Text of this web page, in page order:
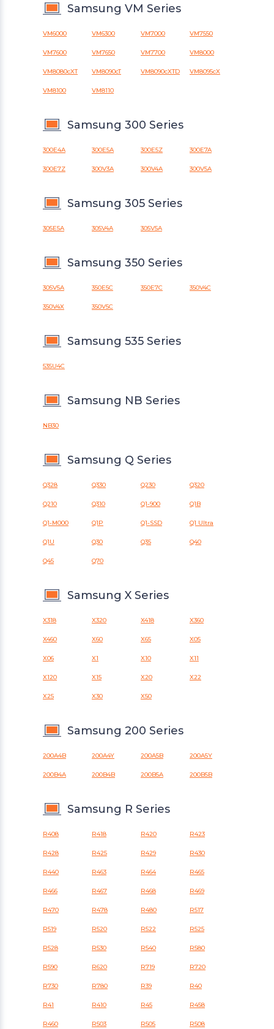
Samsung VM Series
VM6000 VM6300 VM7000 VM7550
VM7600 VM7650 VM7700 VM8000
VM8080cXT VM8090cT VM8090cXTD VM8095cX
VM8100 VM8110
Samsung 300 Series
300E4A 300E5A 300E5Z 300E7A
300E7Z 300V3A 300V4A 300V5A
Samsung 305 Series
305E5A 305V4A 305V5A
Samsung 350 Series
305V5A 350E5C 350E7C 350V4C
350V4X 350V5C
Samsung 535 Series
535U4C
Samsung NB Series
NB30
Samsung Q Series
Q328 Q330 Q230 Q320
Q210 Q310 Q1-900 Q1B
Q1-M000 Q1P Q1-SSD Q1 Ultra
Q1U Q30 Q35 Q40
Q45 Q70
Samsung X Series
X318 X320 X418 X360
X460 X60 X65 X05
X06 X1 X10 X11
X120 X15 X20 X22
X25 X30 X50
Samsung 200 Series
200A4B 200A4Y 200A5B 200A5Y
200B4A 200B4B 200B5A 200B5B
Samsung R Series
R408 R418 R420 R423
R428 R425 R429 R430
R440 R463 R464 R465
R466 R467 R468 R469
R470 R478 R480 R517
R519 R520 R522 R525
R528 R530 R540 R580
R590 R620 R719 R720
R730 R780 R39 R40
R41 R410 R45 R458
R460 R503 R505 R508